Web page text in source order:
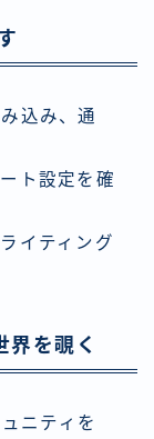
込み、通
ト設定を確
イティング
界を覗く
ニティを